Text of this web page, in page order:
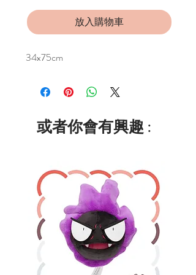
放入購物車
34x75cm
或者你會有興趣 :